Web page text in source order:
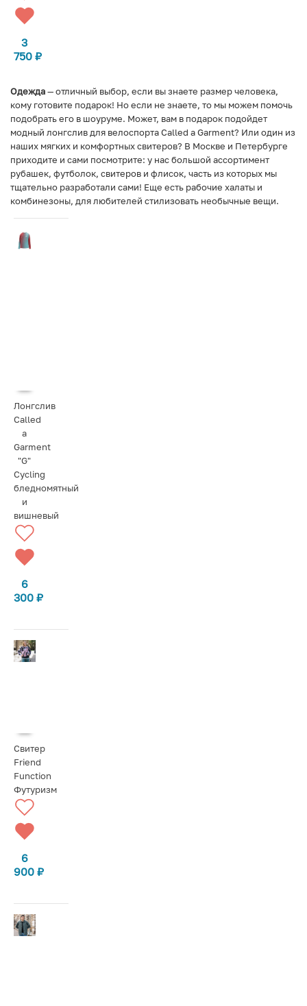
3
750 ₽
Одежда— отличный выбор, если вы знаете размер человека,
кому готовите подарок! Но если не знаете, то мы можем помочь
подобрать его в шоуруме. Может, вам в подарок подойдет
модный лонгслив для велоспорта Called a Garment? Или один из
наших мягких и комфортных свитеров? В Москве и Петербурге
приходите и сами посмотрите: у нас большой ассортимент
рубашек, футболок, свитеров и флисок, часть из которых мы
тщательно разработали сами! Еще есть рабочие халаты и
комбинезоны, для любителей стилизовать необычные вещи.
Лонгслив
Called
a
Garment
"G"
Cycling
бледномятный
и
вишневый
6
300 ₽
Свитер
Friend
Function
Футуризм
6
900 ₽